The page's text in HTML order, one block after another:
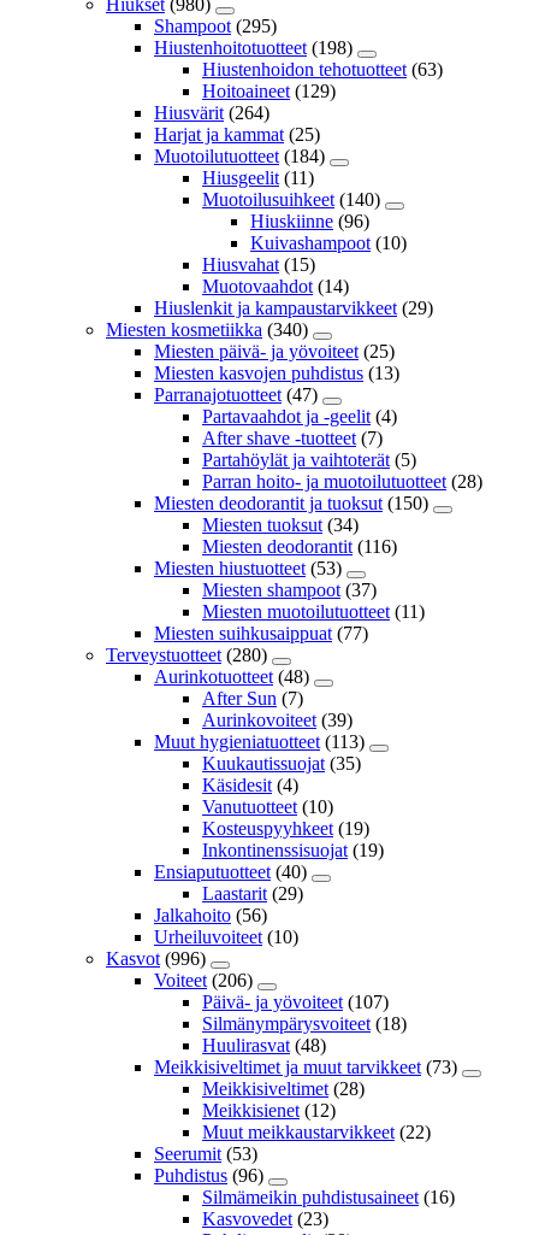
Hiukset (980)
Shampoot (295)
Hiustenhoitotuotteet (198)
Hiustenhoidon tehotuotteet (63)
Hoitoaineet (129)
Hiusvärit (264)
Harjat ja kammat (25)
Muotoilutuotteet (184)
Hiusgeelit (11)
Muotoilusuihkeet (140)
Hiuskiinne (96)
Kuivashampoot (10)
Hiusvahat (15)
Muotovaahdot (14)
Hiuslenkit ja kampaustarvikkeet (29)
Miesten kosmetiikka (340)
Miesten päivä- ja yövoiteet (25)
Miesten kasvojen puhdistus (13)
Parranajotuotteet (47)
Partavaahdot ja -geelit (4)
After shave -tuotteet (7)
Partahöylät ja vaihtoterät (5)
Parran hoito- ja muotoilutuotteet (28)
Miesten deodorantit ja tuoksut (150)
Miesten tuoksut (34)
Miesten deodorantit (116)
Miesten hiustuotteet (53)
Miesten shampoot (37)
Miesten muotoilutuotteet (11)
Miesten suihkusaippuat (77)
Terveystuotteet (280)
Aurinkotuotteet (48)
After Sun (7)
Aurinkovoiteet (39)
Muut hygieniatuotteet (113)
Kuukautissuojat (35)
Käsidesit (4)
Vanutuotteet (10)
Kosteuspyyhkeet (19)
Inkontinenssisuojat (19)
Ensiaputuotteet (40)
Laastarit (29)
Jalkahoito (56)
Urheiluvoiteet (10)
Kasvot (996)
Voiteet (206)
Päivä- ja yövoiteet (107)
Silmänympärysvoiteet (18)
Huulirasvat (48)
Meikkisiveltimet ja muut tarvikkeet (73)
Meikkisiveltimet (28)
Meikkisienet (12)
Muut meikkaustarvikkeet (22)
Seerumit (53)
Puhdistus (96)
Silmämeikin puhdistusaineet (16)
Kasvovedet (23)